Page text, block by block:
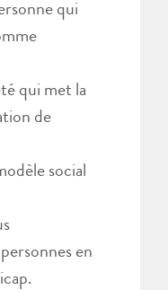
qui
qui met la
de
social
en